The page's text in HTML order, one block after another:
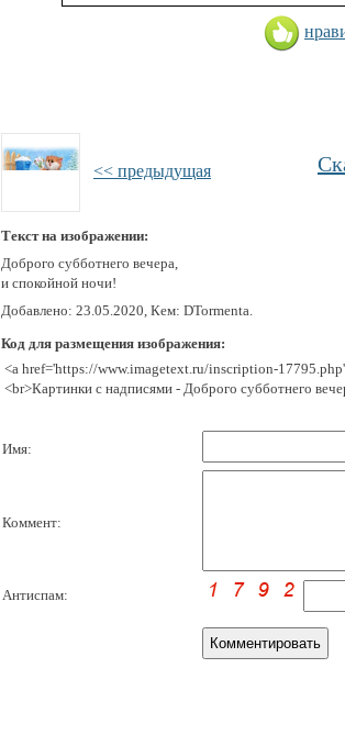
<< предыдущая
Текст на изображении:
Доброго субботнего вечера,
и спокойной ночи!
Добавлено: 23.05.2020, Кем: DTormenta.
Код для размещения изображения:
<a href='https://www.imagetext.ru/inscription-
<br>Картинки с надписями - Доброго субботнего
Имя:
Коммент:
Антиспам: